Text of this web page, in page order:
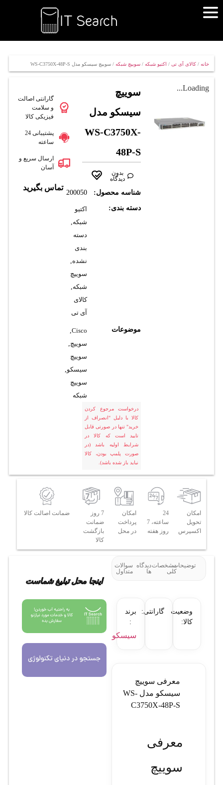
خانه/ کالای آی تی/ اکتیو شبکه/ سوییچ شبکه/ سوييچ سيسکو مدل WS-C3750X-48P-S
Loading...
سوييچ
سيسکو مدل
WS-C3750X-
48P-S
بدون
دیدگاه
شناسه محصول: 200050
دسته بندی:
اکتیو
شبکه,
دسته
بندی
نشده,
سوییچ
شبکه,
کالای
آی تی
موضوعات Cisco
,
سوییچ,
سوییچ
سیسکو,
سوییچ
شبکه
درخواست مرجوع کردن
کالا با دلیل "انصراف از
خرید" تنها در صورتی قابل
تایید است که کالا در
شرایط اولیه باشد (در
صورت پلمپ بودن، کالا
نباید باز شده باشد).
گارانتی اصالت
و سلامت
فیزیکی کالا
پشتیبانی 24
ساعته
ارسال سریع و
آسان
تماس بگیرید
امکان
تحویل
اکسپرس
24
ساعته، 7
روز هفته
امکان
پرداخت
در محل
7 روز
ضمانت
بازگشت
کالا
ضمانت اصالت کالا
توضیحاتمشخصات
کلی
دیدگاه
ها
سوالات
متداول
وضعیت
کالا:
گارانتی:
برند
:
سیسکو
معرفی سوييچ
سيسکو مدل WS-
C3750X-48P-S
معرفی
سوييچ
اینجا محل تبلیغ شماست